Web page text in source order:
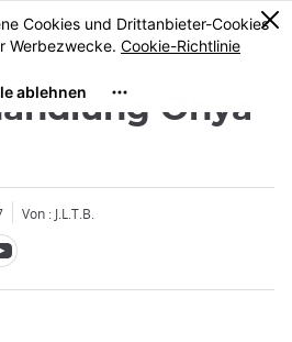
0
Ohya
Von : J.L.T.B.